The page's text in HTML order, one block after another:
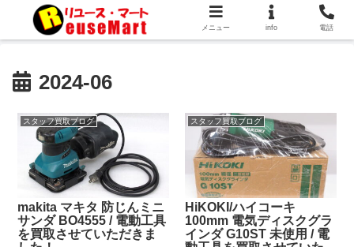
2024-06
スタッフ買取ブログ
makita マキタ 防じんミニ
サンダ BO4555 / 電動工具
を買取させていただきま
スタッフ買取ブログ
HiKOKI/ハイコーキ
100mm 電気ディスクグラ
インダ G10ST 未使用 / 電
メニュー info 電話